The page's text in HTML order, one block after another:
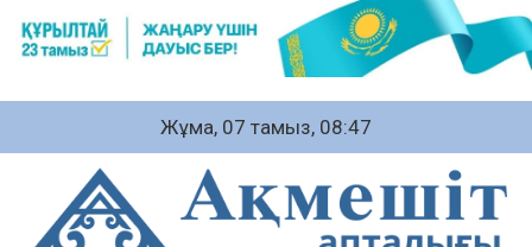
Жұма, 07 тамыз, 08:47